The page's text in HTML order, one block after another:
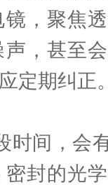
，聚焦
，甚至
定期纠正
间，会有
封的光